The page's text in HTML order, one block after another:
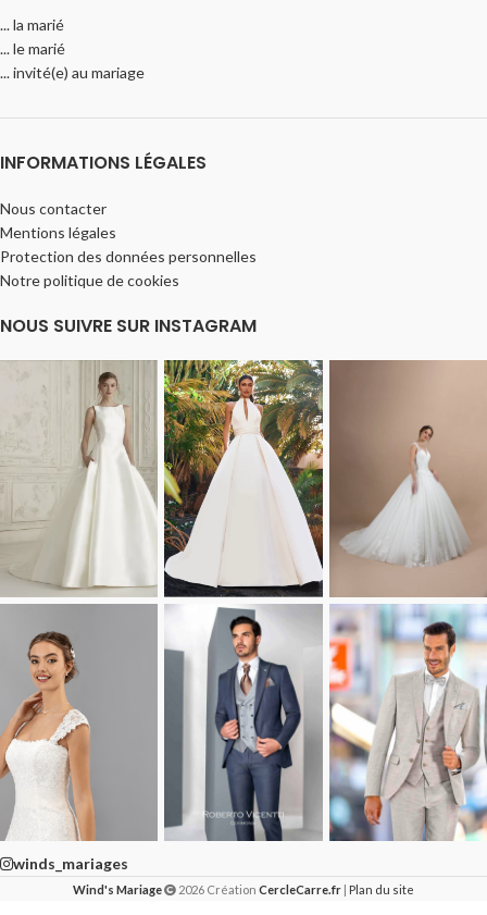
... la marié
... le marié
... invité(e) au mariage
INFORMATIONS LÉGALES
Nous contacter
Mentions légales
Protection des données personnelles
Notre politique de cookies
NOUS SUIVRE SUR INSTAGRAM
winds_mariages
Wind's Mariage 2026 Création CercleCarre.fr Plan du site